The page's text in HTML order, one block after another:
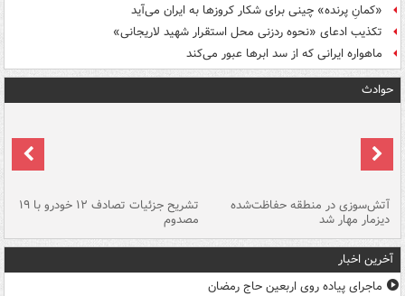
«کمانِ پرنده» چینی برای شکار کروزها به ایران می‌آید
تکذیب ادعای «نحوه ردزنی محل استقرار شهید لاریجانی»
ماهواره ایرانی که از سد ابرها عبور می‌کند
حوادث
آتش‌سوزی در منطقه حفاظت‌شده
دیزمار مهار شد
تشریح جزئیات تصادف ۱۲ خودرو با ۱۹
مصدوم
آخرین اخبار
ماجرای پیاده روی اربعین حاج رمضان